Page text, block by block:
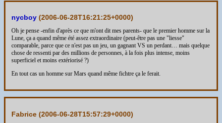
nycboy (2006-06-28T16:21:25+0000)
Oh je pense -enfin d'après ce que m'ont dit mes parents- que le premier homme sur la
Lune, ça a quand même été assez extraordinaire (peut-être pas une "liesse"
comparable, parce que ce n'est pas un jeu, un gagnant VS un perdant… mais quelque
chose de ressenti par des millions de personnes, à la fois plus intense, moins
superficiel et moins extériorisé ?)
En tout cas un homme sur Mars quand même fichtre ça le ferait.
Fabrice (2006-06-28T15:57:29+0000)